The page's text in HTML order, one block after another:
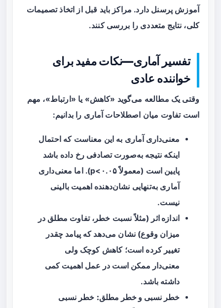
آموزش پرسنل دارد. مراکز باید قبل از اتخاذ تصمیمات
کلی، نتایج متعددی را بررسی کنند.
تفسیر آماری—نکات مفید برای
خواننده عادی
وقتی یک مطالعه می‌گوید «کاهش» یا «ارتباط»، مهم
است تفاوت میان اصطلاحات آماری را بدانیم:
معنی‌داری آماری به این معناست که احتمال
اینکه نتیجه به‌صورت تصادفی رخ داده باشد
پایین است (معمولاً p<۰.۰۵). اما معنی‌داری
آماری به‌تنهایی نشان‌دهنده اهمیت بالینی
نیست.
اندازه اثر (مثلاً نسبت خطر، تفاوت مطلق در
میزان وقوع) نشان می‌دهد که پیامد چقدر
تغییر کرده است؛ کاهش کوچک ولی
معنی‌دار ممکن است در عمل اهمیت کمی
داشته باشد.
خطر نسبی و خطر مطلق: خطر نسبی